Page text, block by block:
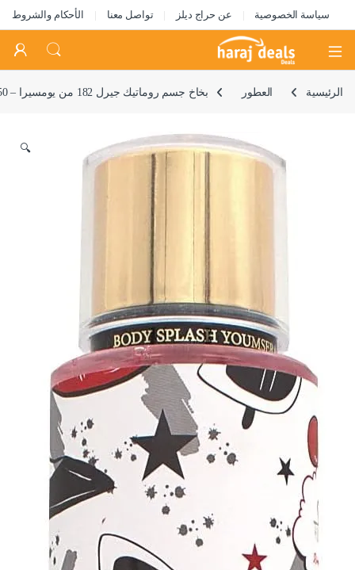
سياسة الخصوصية عن حراج ديلز تواصل معنا الأحكام والشروط
Open
الرئيسية العطور بخاخ جسم روماتيك جيرل 182 من يومسيرا – 250 مل
🔍